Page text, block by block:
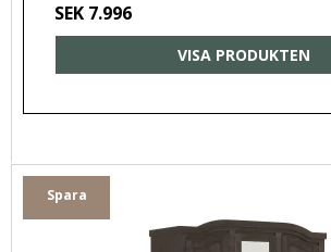
SEK 7.996
VISA PRODUKTEN
Spara